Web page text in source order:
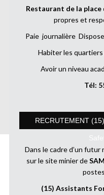
Restaurant de la place
propres et
Paie journalière
Habiter les
Avoir un niveau
Tél:
RECRUTEMENT
Dans le cadre d’un
sur le site minier de
(15) Assistants